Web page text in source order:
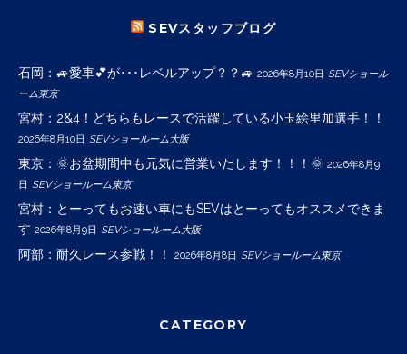
SEVスタッフブログ
石岡：🚙愛車💕が･･･レベルアップ？？🚙 2026年8月10日 SEVショール
ーム東京
宮村：2&4！どちらもレースで活躍している小玉絵里加選手！！
2026年8月10日 SEVショールーム大阪
東京：🌞お盆期間中も元気に営業いたします！！！🌞 2026年8月9
日 SEVショールーム東京
宮村：とーってもお速い車にもSEVはとーってもオススメできま
す 2026年8月9日 SEVショールーム大阪
阿部：耐久レース参戦！！ 2026年8月8日 SEVショールーム東京
CATEGORY